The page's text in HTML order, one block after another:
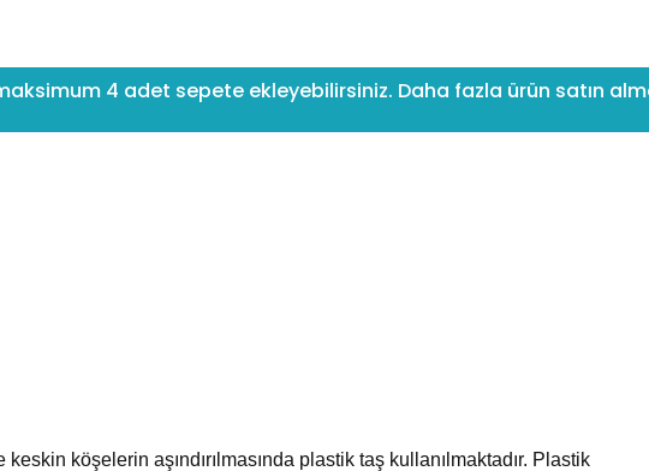
4 adet sepete ekleyebilirsiniz. Daha fazla ürün satın
köşelerin aşındırılmasında plastik taş kullanılmaktadır. Plastik